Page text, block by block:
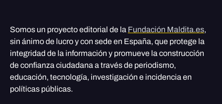
Somos un proyecto editorial de la Fundación Maldita.es,
sin ánimo de lucro y con sede en España, que protege la
integridad de la información y promueve la construcción
de confianza ciudadana a través de periodismo,
educación, tecnología, investigación e incidencia en
políticas públicas.